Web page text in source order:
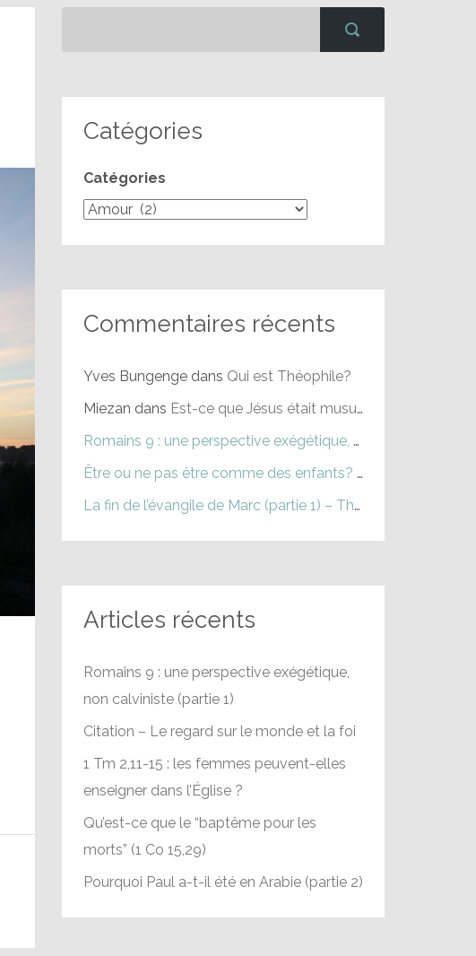
Catégories
Catégories
Commentaires récents
Yves Bungenge dans Qui est Théophile?
Miezan dans Est-ce que Jésus était musulman ?
Romains 9 : une perspective exégétique, non calviniste (partie 1) – Théophile
Être ou ne pas être comme des enfants? (partie 1) – Théophile
La fin de l’évangile de Marc (partie 1) – Théophile
Articles récents
Romains 9 : une perspective exégétique,
non calviniste (partie 1)
Citation – Le regard sur le monde et la foi
1 Tm 2,11-15 : les femmes peuvent-elles
enseigner dans l’Église ?
Qu’est-ce que le “baptême pour les
morts” (1 Co 15,29)
Pourquoi Paul a-t-il été en Arabie (partie 2)